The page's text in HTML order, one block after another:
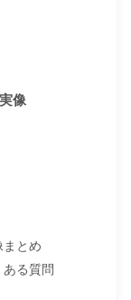
像
とめ
る質問